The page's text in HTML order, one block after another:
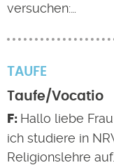
versuchen:…
TAUFE
Taufe/Vocatio
Hallo liebe
ich studiere in
Religionslehre auf…